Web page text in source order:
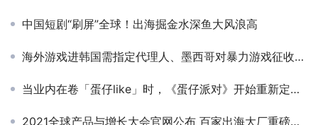
中国短剧“刷屏”全球！出海掘金水深鱼大风浪高
海外游戏进韩国需指定代理人、墨西哥对暴力游戏征收特别税...一文详解25年各国出海游戏新规！
当业内在卷「蛋仔like」时，《蛋仔派对》开始重新定义派对游戏
2021全球产品与增长大会官网公布 百家出海大厂重磅参与